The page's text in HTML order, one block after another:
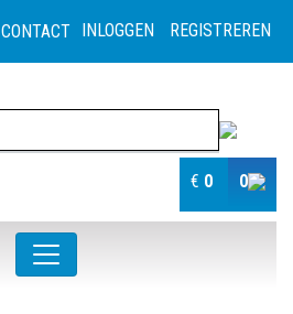
INLOGGEN REGISTREREN
CONTACT
€ 0 0